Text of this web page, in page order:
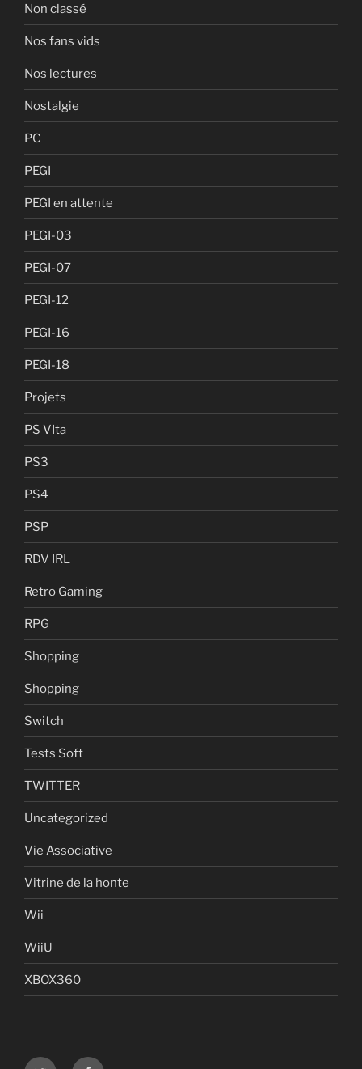
Non classé
Nos fans vids
Nos lectures
Nostalgie
PC
PEGI
PEGI en attente
PEGI-03
PEGI-07
PEGI-12
PEGI-16
PEGI-18
Projets
PS VIta
PS3
PS4
PSP
RDV IRL
Retro Gaming
RPG
Shopping
Shopping
Switch
Tests Soft
TWITTER
Uncategorized
Vie Associative
Vitrine de la honte
Wii
WiiU
XBOX360